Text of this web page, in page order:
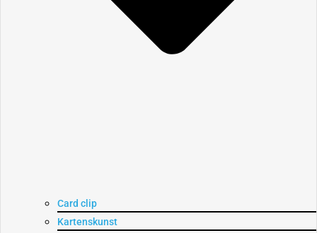
Card clip
Kartenskunst